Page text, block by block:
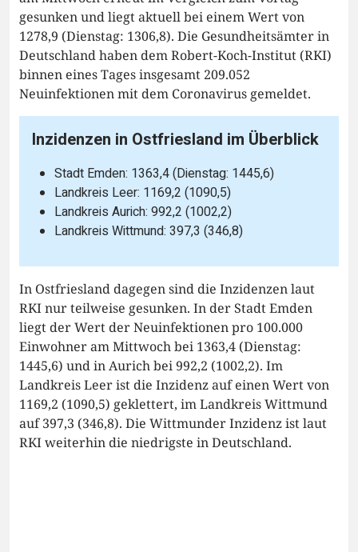
gesunken und liegt aktuell bei einem Wert von
1278,9 (Dienstag: 1306,8). Die Gesundheitsämter in
Deutschland haben dem Robert-Koch-Institut (RKI)
binnen eines Tages insgesamt 209.052
Neuinfektionen mit dem Coronavirus gemeldet.
Inzidenzen in Ostfriesland im Überblick
Stadt Emden: 1363,4 (Dienstag: 1445,6)
Landkreis Leer: 1169,2 (1090,5)
Landkreis Aurich: 992,2 (1002,2)
Landkreis Wittmund: 397,3 (346,8)
In Ostfriesland dagegen sind die Inzidenzen laut
RKI nur teilweise gesunken. In der Stadt Emden
liegt der Wert der Neuinfektionen pro 100.000
Einwohner am Mittwoch bei 1363,4 (Dienstag:
1445,6) und in Aurich bei 992,2 (1002,2). Im
Landkreis Leer ist die Inzidenz auf einen Wert von
1169,2 (1090,5) geklettert, im Landkreis Wittmund
auf 397,3 (346,8). Die Wittmunder Inzidenz ist laut
RKI weiterhin die niedrigste in Deutschland.